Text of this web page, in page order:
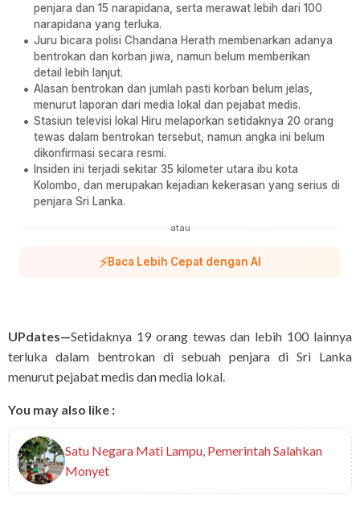
penjara dan 15 narapidana, serta merawat lebih dari 100
narapidana yang terluka.
Juru bicara polisi Chandana Herath membenarkan adanya
bentrokan dan korban jiwa, namun belum memberikan
detail lebih lanjut.
Alasan bentrokan dan jumlah pasti korban belum jelas,
menurut laporan dari media lokal dan pejabat medis.
Stasiun televisi lokal Hiru melaporkan setidaknya 20 orang
tewas dalam bentrokan tersebut, namun angka ini belum
dikonfirmasi secara resmi.
Insiden ini terjadi sekitar 35 kilometer utara ibu kota
Kolombo, dan merupakan kejadian kekerasan yang serius di
penjara Sri Lanka.
atau
⚡Baca Lebih Cepat dengan AI
UPdates—Setidaknya 19 orang tewas dan lebih 100 lainnya
terluka dalam bentrokan di sebuah penjara di Sri Lanka
menurut pejabat medis dan media lokal.
You may also like :
Satu Negara Mati Lampu, Pemerintah Salahkan
Monyet